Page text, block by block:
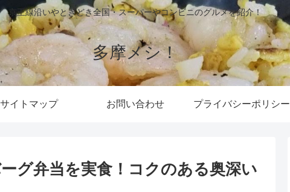
京王線沿いやときどき全国・スーパーやコンビニのグルメを紹介！
多摩メシ！
サイトマップ お問い合わせ プライバシーポリシー
グ弁当を実食！コクのある奥深い